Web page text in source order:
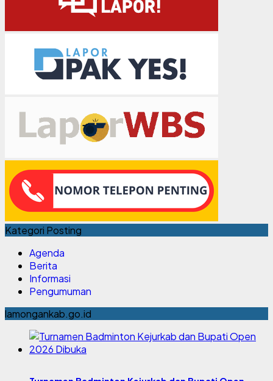
Kategori Posting
Agenda
Berita
Informasi
Pengumuman
lamongankab.go.id